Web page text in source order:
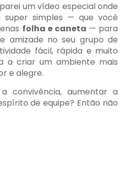
um vídeo especial onde
super simples — que você
folha e caneta — para
amizade no seu grupo de
fácil, rápida e muito
a criar um ambiente mais
e alegre.
convivência, aumentar a
de equipe? Então não